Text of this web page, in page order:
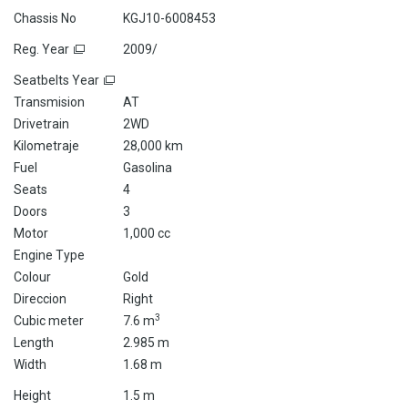
Chassis No KGJ10-6008453
Reg. Year 2009/
Seatbelts Year
Transmision
AT
Drivetrain
2WD
Kilometraje
28,000 km
Fuel
Gasolina
Seats
4
Doors
3
Motor
1,000 cc
Engine Type
Colour
Gold
Direccion
Right
Cubic meter
7.6 m3
Length
2.985 m
Width
1.68 m
Height 1.5 m